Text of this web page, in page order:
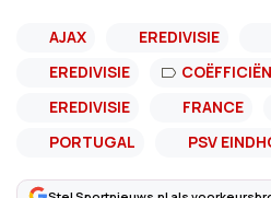
AJAX EREDIVISIE
EREDIVISIE
EREDIVISIE
FRANCE
PORTUGAL
PSV